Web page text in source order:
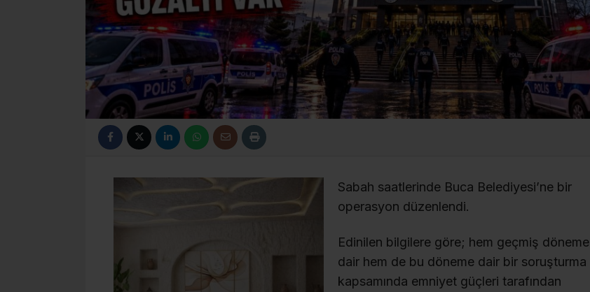
Sabah saatlerinde Buca Belediyesi’ne bir
operasyon düzenlendi.
Edinilen bilgilere göre; hem geçmiş döneme
dair hem de bu döneme dair bir soruşturma
kapsamında emniyet güçleri tarafından